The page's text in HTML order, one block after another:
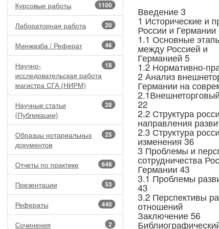
1100
Курсовые работы
20
Лабораторная работа
46
Мәнжазба / Реферат
18
Научно-
исследовательская работа
магистра СГА (НИРМ)
28
Научные статьи
(Публикации)
25
Образцы нотариальных
документов
648
Отчеты по практике
53
Презентации
440
Рефераты
2
Сочинения
Введение 3
1 Исторические и
России и Германии
1.1 Основные
между Россией и
Германией 5
1.2 Нормативно-
2 Анализ
Германии на
22
2.2 Структура
направления
2.3 Структура
изменения 36
3 Проблемы и
сотрудничества
Германии 43
3.1 Проблемы
43
3.2 Перспективы
отношений
Заключение 56